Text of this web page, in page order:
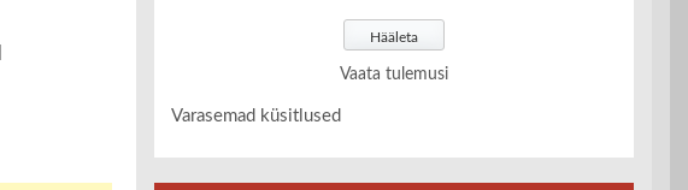
Vaata tulemusi
Varasemad küsitlused